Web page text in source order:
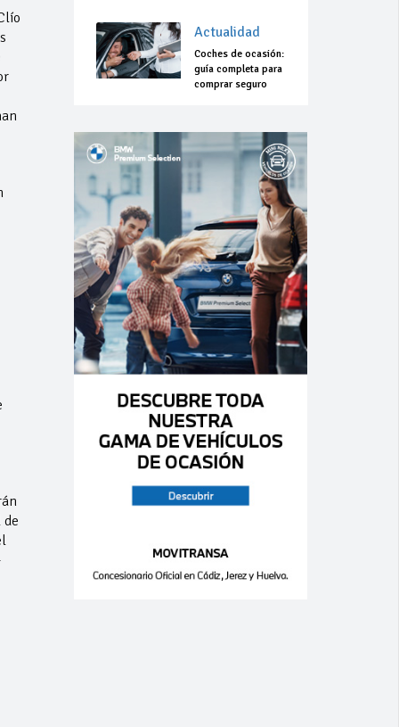
Actualidad
Coches de ocasión:
guía completa para
comprar seguro